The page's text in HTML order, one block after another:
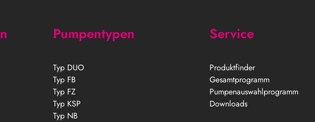
Pumpentypen
Typ DUO
Typ FB
Typ FZ
Typ KSP
Typ NB
Service
Produktfinder
Gesamtprogramm
Pumpenauswahlprogramm
Downloads